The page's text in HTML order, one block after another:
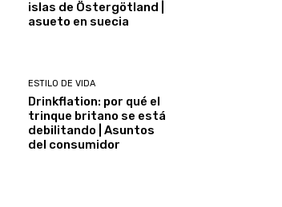
islas de Östergötland |
asueto en suecia
ESTILO DE VIDA
Drinkflation: por qué el
trinque britano se está
debilitando | Asuntos
del consumidor